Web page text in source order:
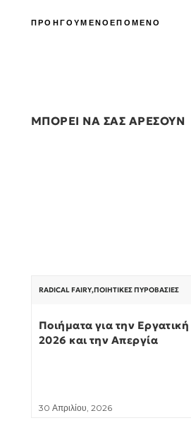
ΠΡΟΗΓΟΥΜΕΝΟΕΠΟΜΕΝΟ
ΜΠΟΡΕΙ ΝΑ ΣΑΣ ΑΡΕΣΟΥΝ
RADICAL FAIRY,ΠΟΙΗΤΙΚΈΣ ΠΥΡΟΒΑΣΊΕΣ
Ποιήματα για την
2026 και την Απεργία
30 Απριλίου, 2026